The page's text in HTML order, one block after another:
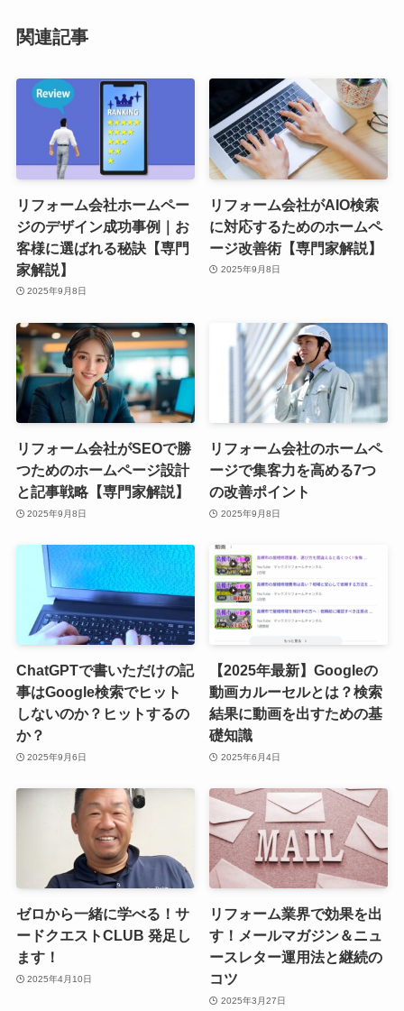
関連記事
リフォーム会社ホームペー
ジのデザイン成功事例｜お
客様に選ばれる秘訣【専門
家解説】
2025年9月8日
リフォーム会社がAIO検索
に対応するためのホームペ
ージ改善術【専門家解説】
2025年9月8日
リフォーム会社がSEOで勝
つためのホームページ設計
と記事戦略【専門家解説】
2025年9月8日
リフォーム会社のホームペ
ージで集客力を高める7つ
の改善ポイント
2025年9月8日
ChatGPTで書いただけの記
事はGoogle検索でヒット
しないのか？ヒットするの
か？
2025年9月6日
【2025年最新】Googleの
動画カルーセルとは？検索
結果に動画を出すための基
礎知識
2025年6月4日
ゼロから一緒に学べる！サ
ードクエストCLUB 発足し
ます！
2025年4月10日
リフォーム業界で効果を出
す！メールマガジン＆ニュ
ースレター運用法と継続の
コツ
2025年3月27日